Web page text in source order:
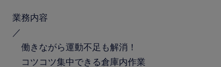
業務内容
／
働きながら運動不足も解消！
コツコツ集中できる倉庫内作業